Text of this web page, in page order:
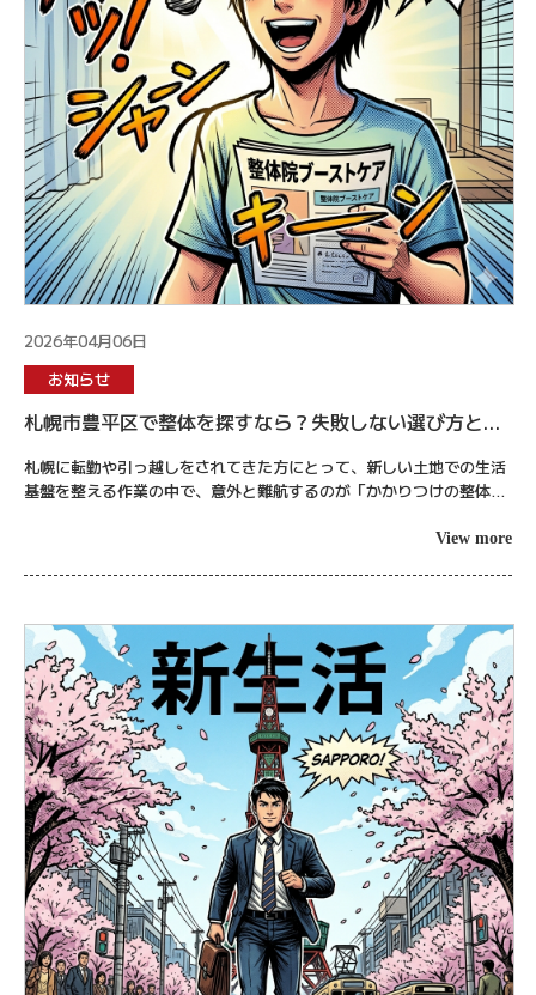
2026年04月06日
お知らせ
札幌市豊平区で整体を探すなら？失敗しない選び方とブ
ーストケアが転勤族に選ばれる理由
札幌に転勤や引っ越しをされてきた方にとって、新しい土地での生活
基盤を整える作業の中で、意外と難航するのが「かかりつけの整体院
View more